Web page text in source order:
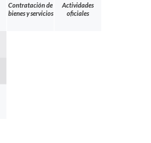
Contratación de
bienes y servicios
Actividades
oficiales